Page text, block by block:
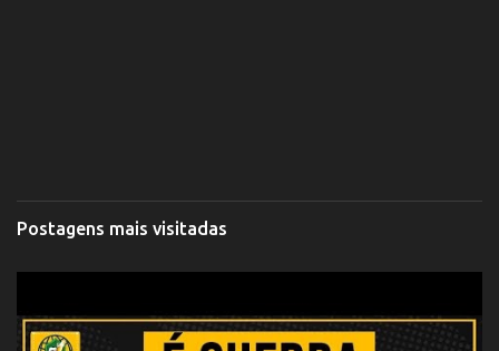
Postagens mais visitadas